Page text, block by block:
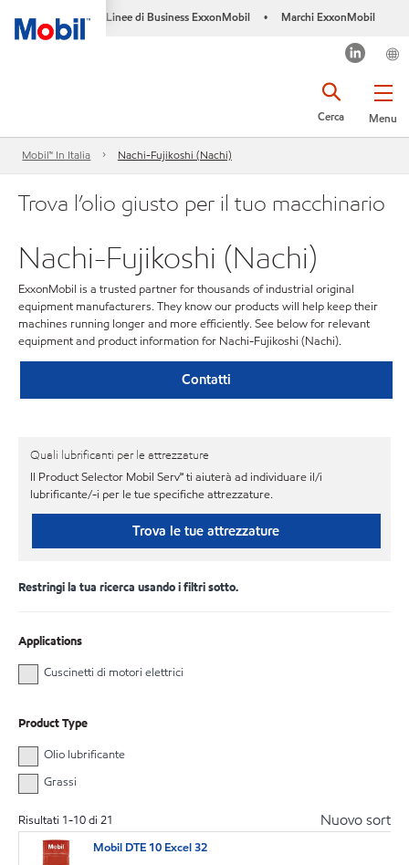
Linee di Business ExxonMobil • Marchi ExxonMobil
Menu
Cerca
Mobil™ In Italia Nachi-Fujikoshi (Nachi)
Trova l’olio giusto per il tuo macchinario
Nachi-Fujikoshi (Nachi)
ExxonMobil is a trusted partner for thousands of industrial original
equipment manufacturers. They know our products will help keep their
machines running longer and more efficiently. See below for relevant
equipment and product information for Nachi-Fujikoshi (Nachi).
Contatti
Quali lubrificanti per le attrezzature
Il Product Selector Mobil Serv℠ ti aiuterà ad individuare il/i
lubrificante/-i per le tue specifiche attrezzature.
Trova le tue attrezzature
Restringi la tua ricerca usando i filtri sotto.
Applications
Cuscinetti di motori elettrici
Product Type
Olio lubrificante
Grassi
Risultati 1-10di 21 Nuovo sort
Mobil DTE 10 Excel 32